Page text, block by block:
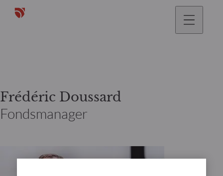
Frédéric Doussard
Fondsmanager